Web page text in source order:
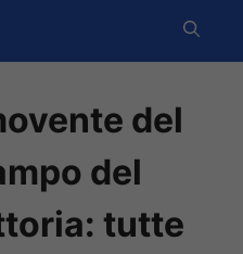
del
del
tutte